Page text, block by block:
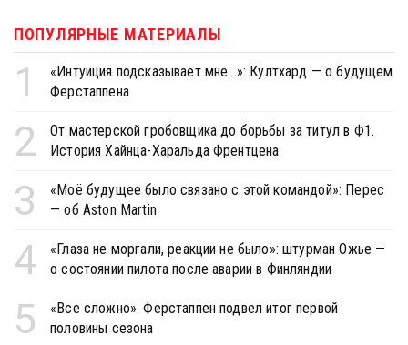
ПОПУЛЯРНЫЕ МАТЕРИАЛЫ
1
«Интуиция подсказывает мне...»: Култхард — о будущем
Ферстаппена
2
От мастерской гробовщика до борьбы за титул в Ф1.
История Хайнца-Харальда Френтцена
3
«Моё будущее было связано с этой командой»: Перес
— об Aston Martin
4
«Глаза не моргали, реакции не было»: штурман Ожье —
о состоянии пилота после аварии в Финляндии
5
«Все сложно». Ферстаппен подвел итог первой
половины сезона